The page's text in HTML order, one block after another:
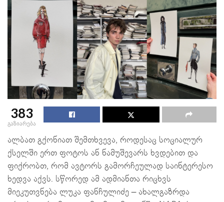
383
გაზიარება
ალბათ გქონიათ შემთხვევა, როდესაც სოციალურ
ქსელში ერთ ფოტოს ან ნამუშევარს ხვდებით და
ფიქრობთ, რომ ავტორს გამორჩეულად საინტერესო
ხედვა აქვს. სწორედ ამ ადმიანთა რიცხვს
მიეკუთვნება ლუკა ფანჩულიძე – ახალგაზრდა